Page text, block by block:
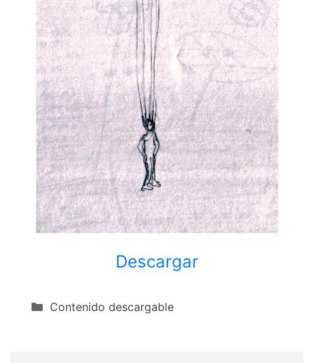
Descargar
Categorías
Contenido descargable